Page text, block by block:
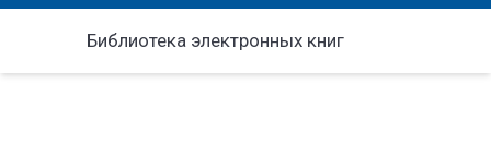
Библиотека электронных книг